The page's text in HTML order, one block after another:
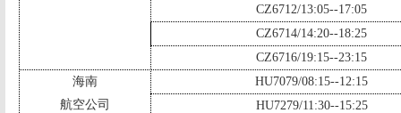
CZ6712/13:05--17:05
CZ6714/14:20--18:25
CZ6716/19:15--23:15
海南
航空公司
HU7079/08:15--12:15
HU7279/11:30--15:25